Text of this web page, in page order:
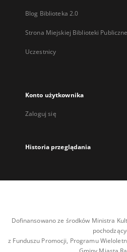
Blog Biblioteka 2.0
Strona Miejskiej Biblioteki
Uczestnicy
Konto użytkownika
Zaloguj się
Historia przeglądania
Dofinansowano ze środków Ministra
z Funduszu Promocji, Programu